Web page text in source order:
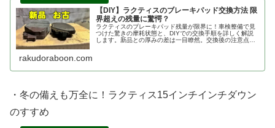
【DIY】ラクティスのブレーキパッド交換方法 限
界超えの残量に驚愕？
ラクティスのブレーキパッド残量が限界に！車検整備で見
つけた驚きの摩耗状態と、DIYでの交換手順を詳しく解説
します。新品との厚みの差は一目瞭然。交換後の注意点
rakudoraboon.com
・冬の備えも万全に！ラクティス15インチインチダウン
のすすめ